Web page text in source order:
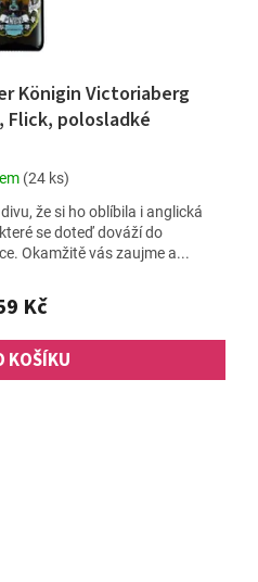
Königin Victoriaberg
Flick, polosladké
Průměrné
produktu
je
4,9
5
hvězdiček.
(24 ks)
Kč
KOŠÍKU
že si ho oblíbila i anglická
se doteď dováží do
Okamžitě vás zaujme a...